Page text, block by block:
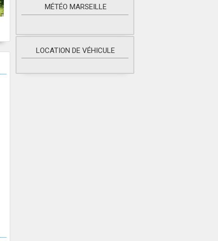
MÉTÉO MARSEILLE
LOCATION DE VÉHICULE